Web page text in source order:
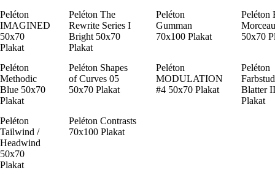
Peléton
IMAGINED
50x70
Plakat
Peléton The
Rewrite Series I
Bright 50x70
Plakat
Peléton
Gumman
70x100 Plakat
Peléton
50x70
Peléton
Methodic
Blue 50x70
Plakat
Peléton Shapes
of Curves 05
50x70 Plakat
Peléton
MODULATION
#4 50x70 Plakat
Peléton
Blatter
Plakat
Peléton
Tailwind /
Headwind
50x70
Plakat
Peléton Contrasts
70x100 Plakat